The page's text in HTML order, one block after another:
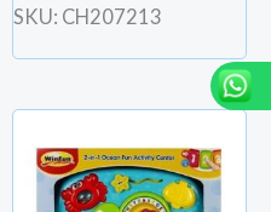
SKU: CH207213